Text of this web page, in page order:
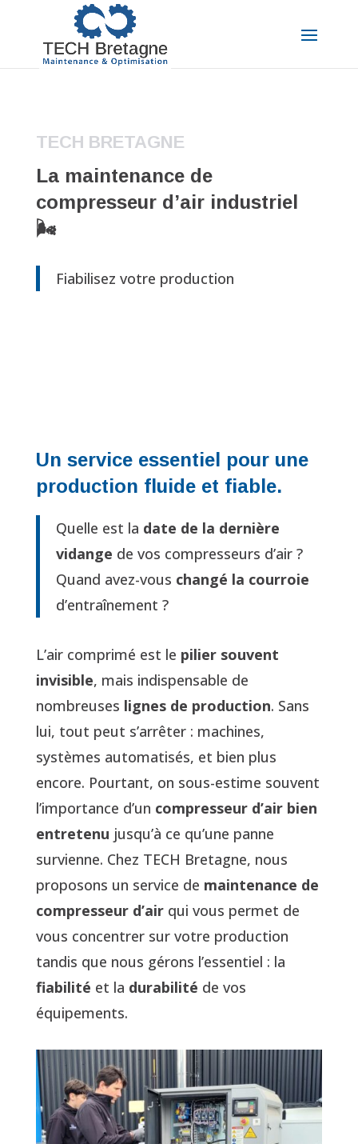
TECH BRETAGNE
La maintenance de
compresseur d’air industriel
🌬️
Fiabilisez votre production
Un service essentiel pour une
production fluide et fiable.
Quelle est la date de la dernière
vidange de vos compresseurs d’air ?
Quand avez-vous changé la courroie
d’entraînement ?
L’air comprimé est le pilier souvent
invisible, mais indispensable de
nombreuses lignes de production. Sans
lui, tout peut s’arrêter : machines,
systèmes automatisés, et bien plus
encore. Pourtant, on sous-estime souvent
l’importance d’un compresseur d’air bien
entretenu jusqu’à ce qu’une panne
survienne. Chez TECH Bretagne, nous
proposons un service de maintenance de
compresseur d’airqui vous permet de
vous concentrer sur votre production
tandis que nous gérons l’essentiel : la
fiabilité et la durabilité de vos
équipements.